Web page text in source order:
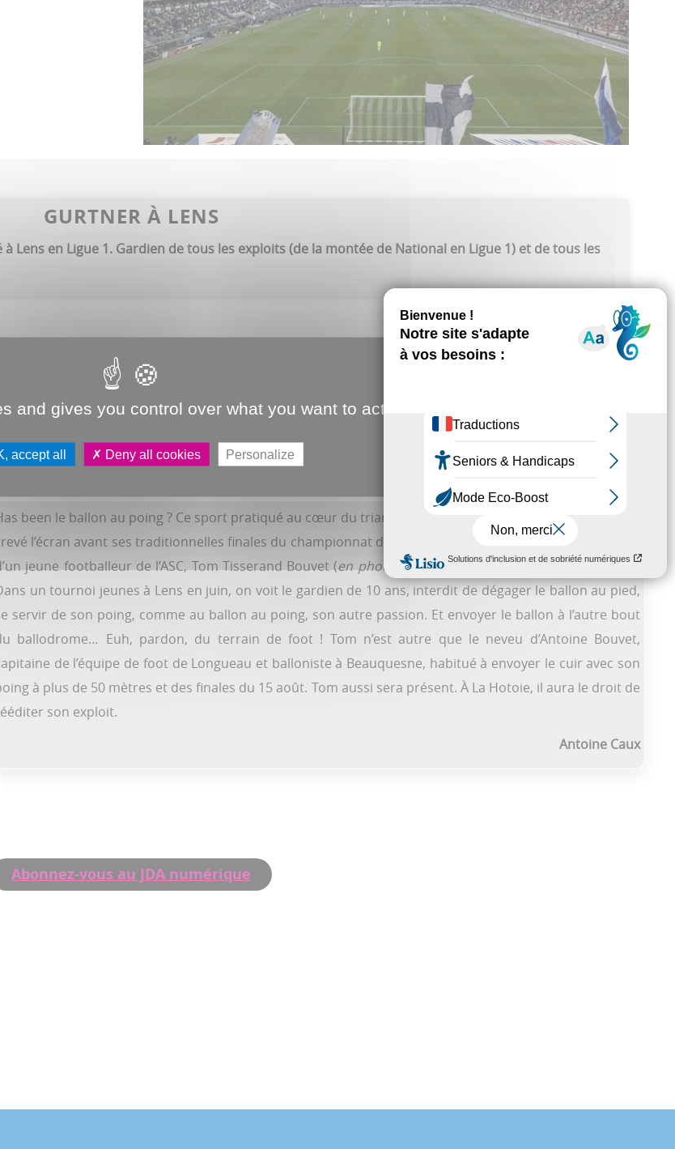
GURTNER À LENS
Lens en Ligue 1. Gardien de tous les exploits (de la montée de National en Ligue 1) et de tous les
LE BALLON AU POING AFFOLE TIKTOK
been le ballon au poing ? Ce sport pratiqué au cœur du triangle Amiens-Doullens-Albert a récemment
l’écran avant ses traditionnelles finales du championnat de France à La Hotoie le 15 août. Une vidéo
jeune footballeur de l’ASC, Tom Tisserand Bouvet (en photo
), dépasse le million de vues sur TikTok.
un tournoi jeunes à Lens en juin, on voit le gardien de 10 ans, interdit de dégager le ballon au pied,
servir de son poing, comme au ballon au poing, son autre passion. Et envoyer le ballon à l’autre bout
ballodrome… Euh, pardon, du terrain de foot ! Tom n’est autre que le neveu d’Antoine Bouvet,
de l’équipe de foot de Longueau et balloniste à Beauquesne, habitué à envoyer le cuir avec son
à plus de 50 mètres et des finales du 15 août. Tom aussi sera présent. À La Hotoie, il aura le droit de
son exploit.
Antoine Caux
Abonnez-vous au JDA numérique
and gives you control over what you want to activate
accept all Deny all cookies Personalize